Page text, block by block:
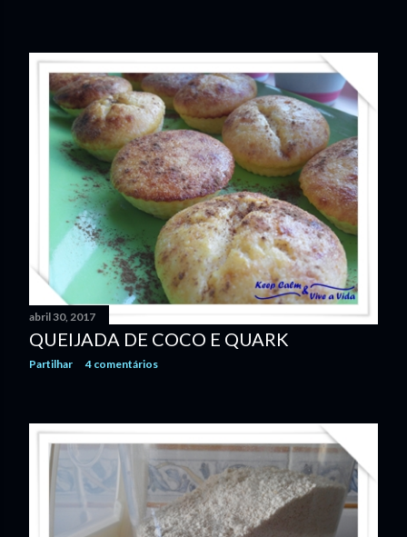
abril 30, 2017
QUEIJADA DE COCO E QUARK
Partilhar 4 comentários